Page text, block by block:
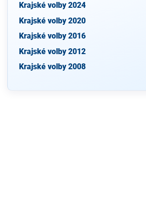
Krajské volby 2024
Krajské volby 2020
Krajské volby 2016
Krajské volby 2012
Krajské volby 2008